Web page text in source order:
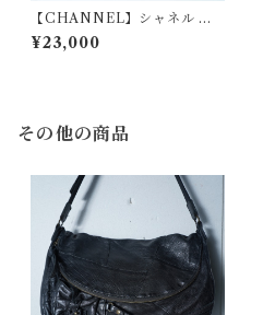
【CHANNEL】シャネル イ
タリア製 サイドロゴサングラ
ス black
¥23,000
その他の商品